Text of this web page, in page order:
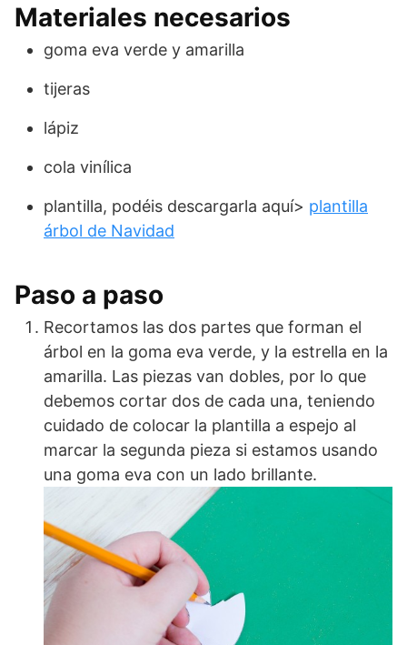
Materiales necesarios
goma eva verde y amarilla
tijeras
lápiz
cola vinílica
plantilla, podéis descargarla aquí> plantilla
árbol de Navidad
Paso a paso
Recortamos las dos partes que forman el
árbol en la goma eva verde, y la estrella en la
amarilla. Las piezas van dobles, por lo que
debemos cortar dos de cada una, teniendo
cuidado de colocar la plantilla a espejo al
marcar la segunda pieza si estamos usando
una goma eva con un lado brillante.